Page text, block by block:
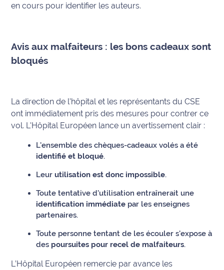
International
Municipales
2026
Contenus
Partenaires
L'invité(e)
rédaction
Coup de
coeur
Maritima
Fil
en cours pour identifier les auteurs.
Avis aux malfaiteurs : les bons cadeaux sont
bloqués
La direction de l'hôpital et les représentants du CSE
ont immédiatement pris des mesures pour contrer ce
vol. L'Hôpital Européen lance un avertissement clair :
L'ensemble des chèques-cadeaux volés a été
identifié et bloqué.
Leurutilisation est donc impossible.
Toute tentative d'utilisation entraînerait une
identification immédiate par les enseignes
partenaires.
Toute personne tentant de les écouler s'expose à
des poursuites pour recel de malfaiteurs.
L’Hôpital Européen remercie par avance les